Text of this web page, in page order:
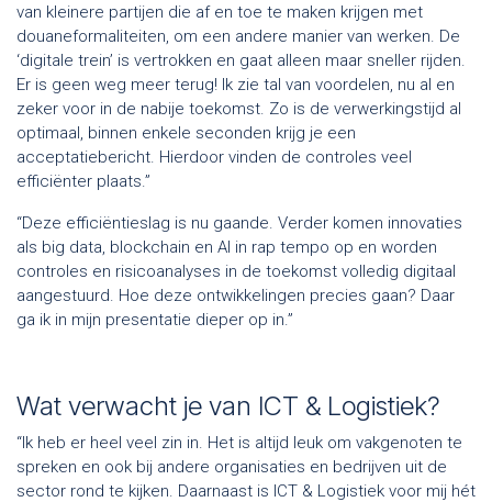
van kleinere partijen die af en toe te maken krijgen met
douaneformaliteiten, om een andere manier van werken. De
‘digitale trein’ is vertrokken en gaat alleen maar sneller rijden.
Er is geen weg meer terug! Ik zie tal van voordelen, nu al en
zeker voor in de nabije toekomst. Zo is de verwerkingstijd al
optimaal, binnen enkele seconden krijg je een
acceptatiebericht. Hierdoor vinden de controles veel
efficiënter plaats.”
“Deze efficiëntieslag is nu gaande. Verder komen innovaties
als big data, blockchain en AI in rap tempo op en worden
controles en risicoanalyses in de toekomst volledig digitaal
aangestuurd. Hoe deze ontwikkelingen precies gaan? Daar
ga ik in mijn presentatie dieper op in.”
Wat verwacht je van ICT & Logistiek?
“Ik heb er heel veel zin in. Het is altijd leuk om vakgenoten te
spreken en ook bij andere organisaties en bedrijven uit de
sector rond te kijken. Daarnaast is ICT & Logistiek voor mij hét